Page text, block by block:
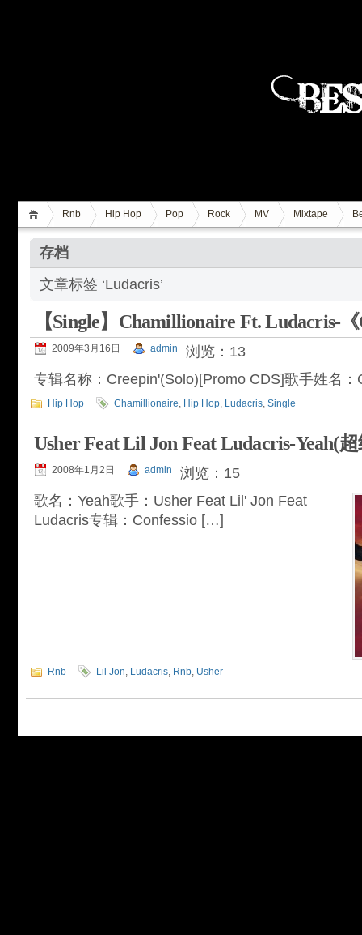
Rnb Hip Hop Pop Rock MV Mixtape
存档
文章标签 ‘Ludacris’
【Single】Chamillionaire Ft. Ludacris-
2009年3月16日 admin
浏览：13
专辑名称：Creepin'(Solo)[Promo CDS]歌手姓名
Hip Hop Chamillionaire, Hip Hop, Ludacris, Single
Usher Feat Lil Jon Feat Ludacris-Yeah(
2008年1月2日 admin
浏览：15
歌名：Yeah歌手：Usher Feat Lil' Jon Feat
Ludacris专辑：Confessio […]
Rnb Lil Jon, Ludacris, Rnb, Usher